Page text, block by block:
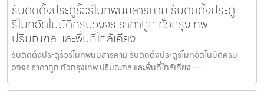
รับติดตั้งประตูรั้วรีโมทพนมสารคาม รับติดตั้งประตู
รีโมทอัตโนมัติครบวงจร ราคาถูก ทั่วกรุงเทพ
ปริมณฑล และพื้นที่ใกล้เคียง
รับติดตั้งประตูรั้วรีโมทพนมสารคาม รับติดตั้งประตูรีโมทอัตโนมัติครบ
วงจร ราคาถูก ทั่วกรุงเทพ ปริมณฑล และพื้นที่ใกล้เคียง —